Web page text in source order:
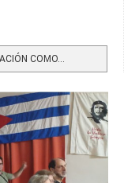
COMO...